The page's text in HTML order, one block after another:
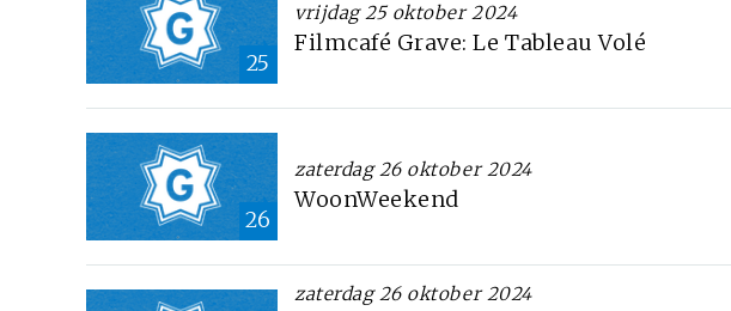
25
vrijdag 25 oktober 2024
Filmcafé Grave: Le Tableau Volé
26
zaterdag 26 oktober 2024
WoonWeekend
zaterdag 26 oktober 2024